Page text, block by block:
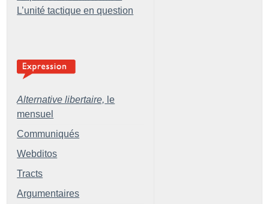
L’unité tactique en question
Alternative libertaire, le
mensuel
Communiqués
Webditos
Tracts
Argumentaires